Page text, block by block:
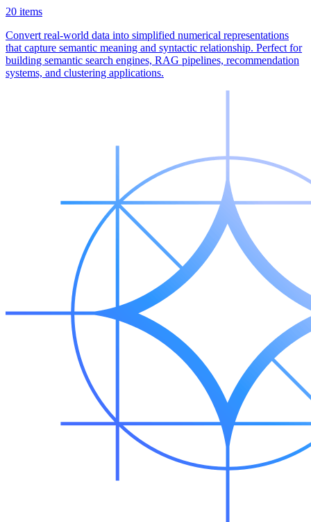
20 items
Convert real-world data into simplified numerical representations
that capture semantic meaning and syntactic relationship. Perfect for
building semantic search engines, RAG pipelines, recommendation
systems, and clustering applications.